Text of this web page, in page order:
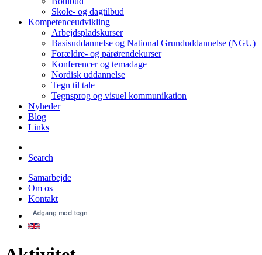
Skole- og dagtilbud
Kompetenceudvikling
Arbejdspladskurser
Basisuddannelse og National Grunduddannelse (NGU)
Forældre- og pårørendekurser
Konferencer og temadage
Nordisk uddannelse
Tegn til tale
Tegnsprog og visuel kommunikation
Nyheder
Blog
Links
Search
Samarbejde
Om os
Kontakt